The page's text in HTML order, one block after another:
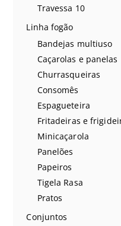
Travessa 10
Linha fogão
Bandejas multiuso
Caçarolas e panelas
Churrasqueiras
Consomês
Espagueteira
Fritadeiras e
Minicaçarola
Panelões
Papeiros
Tigela Rasa
Pratos
Conjuntos